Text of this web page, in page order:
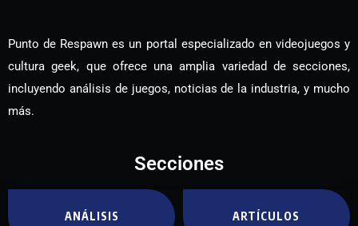
Punto de Respawn es un portal especializado en videojuegos y
cultura geek, que ofrece una amplia variedad de secciones,
incluyendo análisis de juegos, noticias de la industria, y mucho
más.
Secciones
ANÁLISIS ARTÍCULOS